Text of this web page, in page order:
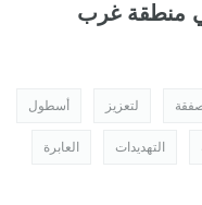
منطقة غرب
لتعزيز أسطول
التهديدات العابرة